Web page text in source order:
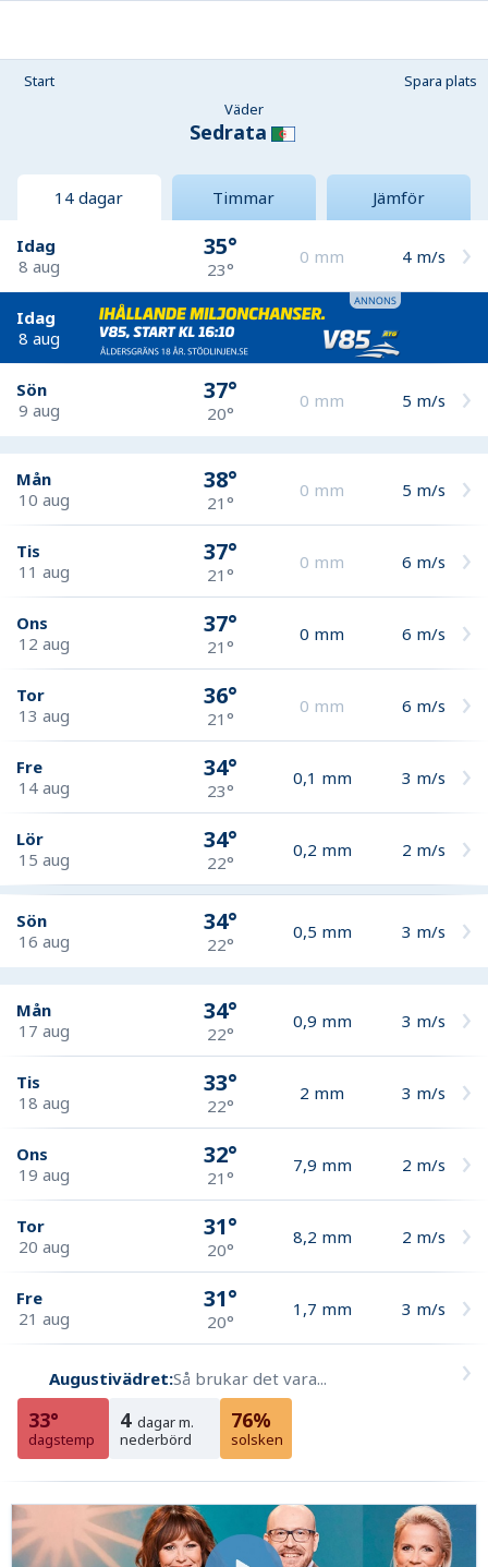
Start
Spara plats
Väder
Sedrata
14 dagar Timmar Jämför
Idag
8 aug
35°
23°
0 mm 4 m/s
Idag
8 aug
Sön
9 aug
37°
20°
0 mm 5 m/s
Mån
10 aug
38°
21°
0 mm 5 m/s
Tis
11 aug
37°
21°
0 mm 6 m/s
Ons
12 aug
37°
21°
0 mm 6 m/s
Tor
13 aug
36°
21°
0 mm 6 m/s
Fre
14 aug
34°
23°
0,1 mm 3 m/s
Lör
15 aug
34°
22°
0,2 mm 2 m/s
Sön
16 aug
34°
22°
0,5 mm 3 m/s
Mån
17 aug
34°
22°
0,9 mm 3 m/s
Tis
18 aug
33°
22°
2 mm 3 m/s
Ons
19 aug
32°
21°
7,9 mm 2 m/s
Tor
20 aug
31°
20°
8,2 mm 2 m/s
Fre
21 aug
31°
20°
1,7 mm 3 m/s
Augustivädret:Så brukar det vara...
33°
dagstemp
4 dagar m.
nederbörd
76%
solsken